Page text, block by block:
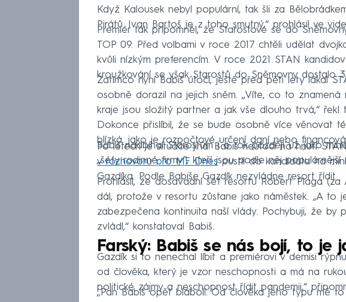
Když Kalousek nebyl populární, tak šli za
Pirátů. Ivan Bartoš je z toho smutný,“ prohlásil ve
Premiér tak připomněl, že Starostové se do
TOP 09. Před volbami v roce 2017 chtěli udělat
kvůli nízkým preferencím. V roce 2021 STAN
kroužkování se však Starostů do Sněmovny dostalo
Zatímco nyní Babiš útočí, ještě před pěti lety lákal
osobně dorazil na jejich sněm. „Víte, co to
kraje jsou složitý partner a jak vše dlouho trvá,“ řekl
Dokonce přislíbil, že se bude osobně více věnovat
blízká, jako je rozpočtové určení daní nebo
Babiš nadbíhal Starostům i o rok později už jako
„šéfy rodinné firmy”, kteří jsou podle něj
Po letech je situace jiná. Babiš neútočí na hnutí
v rozhovoru pro MF Dnespustil do kandidáta na
Gazdíka. Podle Babiše Gazdík nezvládne resort řídit.
Prohlásil, že dosavadní šéf resortu Robert Plaga
dál, protože v resortu zůstane jako náměstek. „A to
zabezpečena kontinuita naší vlády. Pochybuji, že by
zvládl,“ konstatoval Babiš.
Farský: Babiš se nás bojí, to je
Gazdík si to nenechal líbit a premiérovi v demisi
od člověka, který je vzor neschopnosti a má na
politické zájmy a neschopnost řídit pandemii,“
„Pan Babiš opět blábolí. Od člověka jeho typu mě